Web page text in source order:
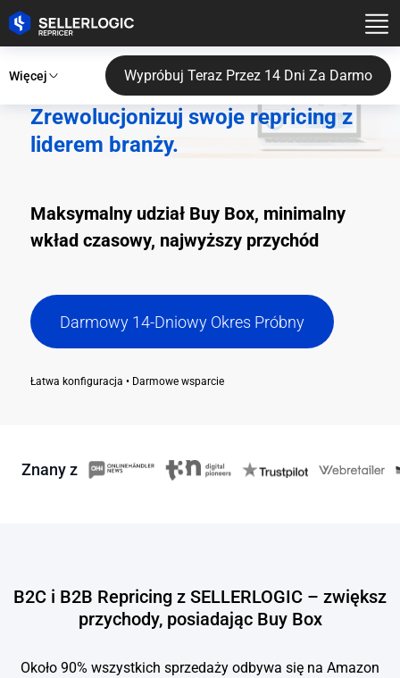
Więcej Wypróbuj Teraz Przez 14 Dni Za Darmo
Zrewolucjonizuj swoje repricing z
liderem branży.
Maksymalny udział Buy Box, minimalny
wkład czasowy, najwyższy przychód
Darmowy 14-Dniowy Okres Próbny
Łatwa konfiguracja • Darmowe wsparcie
Znany z
B2C i B2B Repricing z SELLERLOGIC – zwiększ
przychody, posiadając Buy Box
Około 90% wszystkich sprzedaży odbywa się na Amazon